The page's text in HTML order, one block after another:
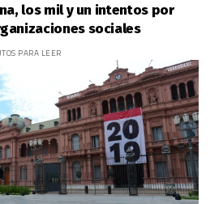
los mil y un intentos por
sociales
PARA LEER